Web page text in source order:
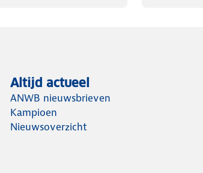
Altijd actueel
ANWB nieuwsbrieven
Kampioen
Nieuwsoverzicht